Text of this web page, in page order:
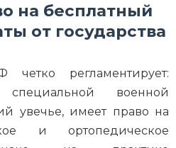
на бесплатный
от государства
четко регламентирует:
военной
увечье, имеет право на
и ортопедическое